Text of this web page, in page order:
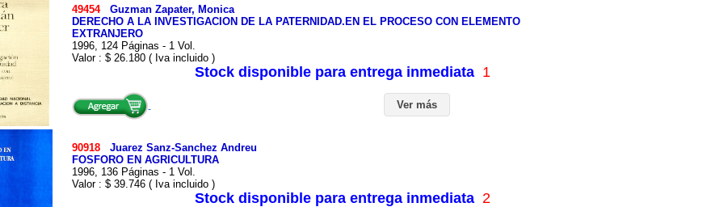
49454 Guzman Zapater, Monica
DERECHO A LA INVESTIGACION DE LA PATERNIDAD.EN EL PROCESO CON ELEMENTO
EXTRANJERO
1996, 124 Páginas - 1 Vol.
Valor : $ 26.180 ( Iva incluido )
Stock disponible para entrega inmediata 1
Ver más
90918 Juarez Sanz-Sanchez Andreu
FOSFORO EN AGRICULTURA
1996, 136 Páginas - 1 Vol.
Valor : $ 39.746 ( Iva incluido )
Stock disponible para entrega inmediata 2